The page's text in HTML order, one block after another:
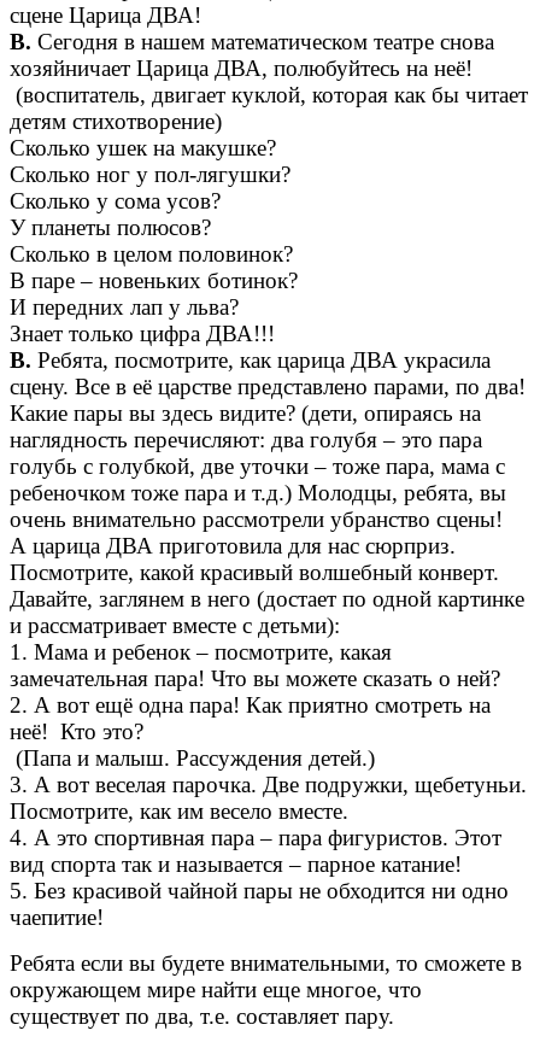
сцене Царица ДВА!
В. Сегодня в нашем математическом театре снова
хозяйничает Царица ДВА, полюбуйтесь на неё!
(воспитатель, двигает куклой, которая как бы читает
детям стихотворение)
Сколько ушек на макушке?
Сколько ног у пол-лягушки?
Сколько у сома усов?
У планеты полюсов?
Сколько в целом половинок?
В паре – новеньких ботинок?
И передних лап у льва?
Знает только цифра ДВА!!!
В. Ребята, посмотрите, как царица ДВА украсила
сцену. Все в её царстве представлено парами, по два!
Какие пары вы здесь видите? (дети, опираясь на
наглядность перечисляют: два голубя – это пара
голубь с голубкой, две уточки – тоже пара, мама с
ребеночком тоже пара и т.д.) Молодцы, ребята, вы
очень внимательно рассмотрели убранство сцены!
А царица ДВА приготовила для нас сюрприз.
Посмотрите, какой красивый волшебный конверт.
Давайте, заглянем в него (достает по одной картинке
и рассматривает вместе с детьми):
1. Мама и ребенок – посмотрите, какая
замечательная пара! Что вы можете сказать о ней?
2. А вот ещё одна пара! Как приятно смотреть на
неё! Кто это?
(Папа и малыш. Рассуждения детей.)
3. А вот веселая парочка. Две подружки, щебетуньи.
Посмотрите, как им весело вместе.
4. А это спортивная пара – пара фигуристов. Этот
вид спорта так и называется – парное катание!
5. Без красивой чайной пары не обходится ни одно
чаепитие!
Ребята если вы будете внимательными, то сможете в
окружающем мире найти еще многое, что
существует по два, т.е. составляет пару.